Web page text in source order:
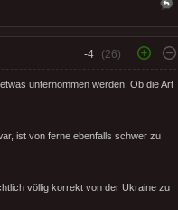
-4 (26)
unternommen werden. Ob die Art
ist von ferne ebenfalls schwer zu
völlig korrekt von der Ukraine zu